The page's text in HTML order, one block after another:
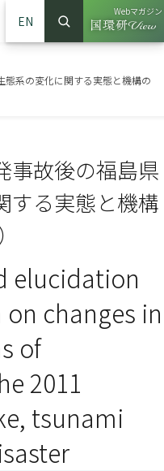
EN
サイト内検索
検索
Webマガジン
（別ウイ
系の変化に関する実態と機構の
事故後の福島県
する実態と機構
elucidation
changes in
of
2011
tsunami